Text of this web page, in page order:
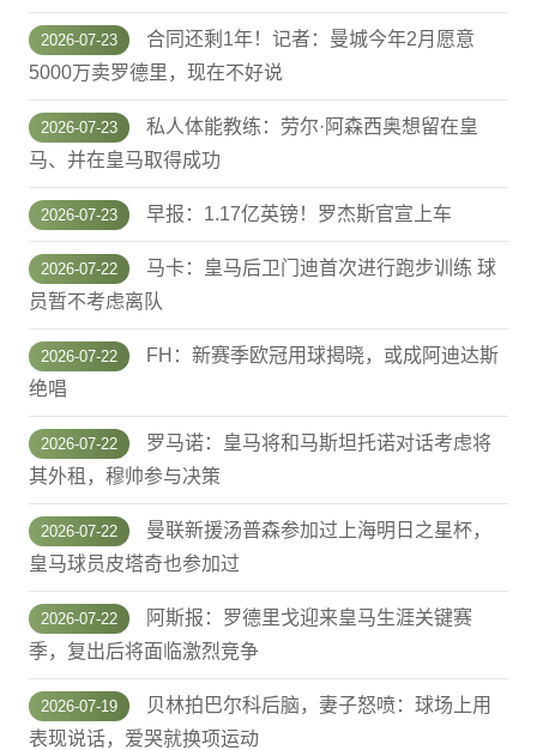
2026-07-23
合同还剩1年！记者：曼城今年2月愿意
5000万卖罗德里，现在不好说
2026-07-23
私人体能教练：劳尔·阿森西奥想留在皇
马、并在皇马取得成功
2026-07-23 早报：1.17亿英镑！罗杰斯官宣上车
2026-07-22
马卡：皇马后卫门迪首次进行跑步训练 球
员暂不考虑离队
2026-07-22
FH：新赛季欧冠用球揭晓，或成阿迪达斯
绝唱
2026-07-22
罗马诺：皇马将和马斯坦托诺对话考虑将
其外租，穆帅参与决策
2026-07-22
曼联新援汤普森参加过上海明日之星杯，
皇马球员皮塔奇也参加过
2026-07-22
阿斯报：罗德里戈迎来皇马生涯关键赛
季，复出后将面临激烈竞争
2026-07-19
贝林拍巴尔科后脑，妻子怒喷：球场上用
表现说话，爱哭就换项运动